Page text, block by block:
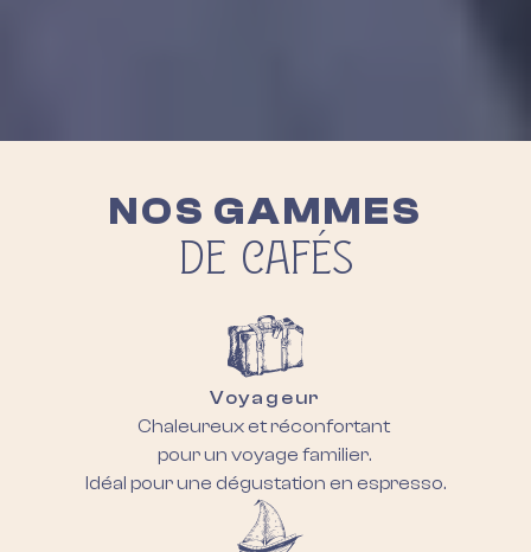
NOS GAMMES
DE CAFÉS
Voyageur
Chaleureux et réconfortant
pour un voyage familier.
Idéal pour une dégustation en espresso.